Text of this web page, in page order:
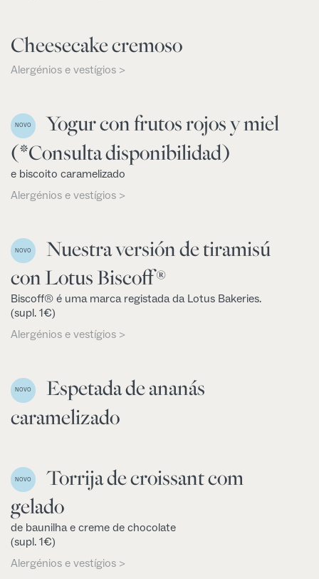
Cheesecake cremoso
Alergénios e vestígios >
NOVO
Yogur con frutos rojos y miel
(*Consulta disponibilidad)
e biscoito caramelizado
Alergénios e vestígios >
NOVO
Nuestra versión de tiramisú
con Lotus Biscoff®
Biscoff® é uma marca registada da Lotus Bakeries.
(supl. 1€)
Alergénios e vestígios >
NOVO
Espetada de ananás
caramelizado
NOVO
Torrija de croissant com
gelado
de baunilha e creme de chocolate
(supl. 1€)
Alergénios e vestígios >